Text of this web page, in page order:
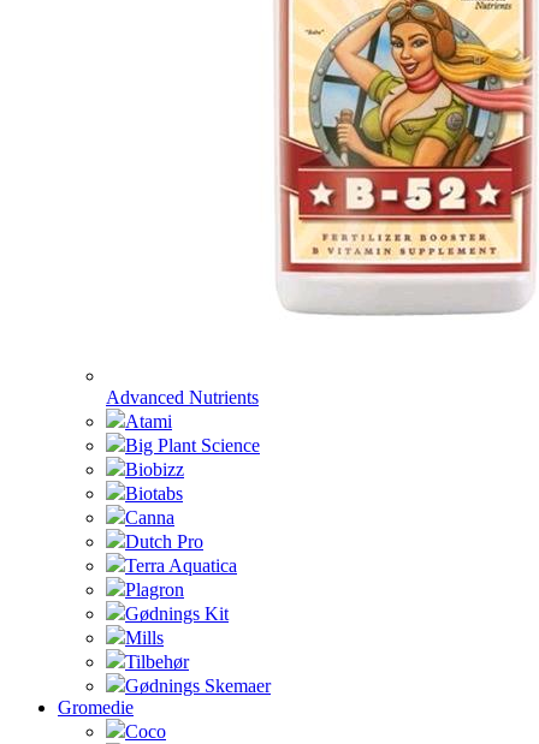
Advanced Nutrients
Atami
Big Plant Science
Biobizz
Biotabs
Canna
Dutch Pro
Terra Aquatica
Plagron
Gødnings Kit
Mills
Tilbehør
Gødnings Skemaer
Gromedie
Coco